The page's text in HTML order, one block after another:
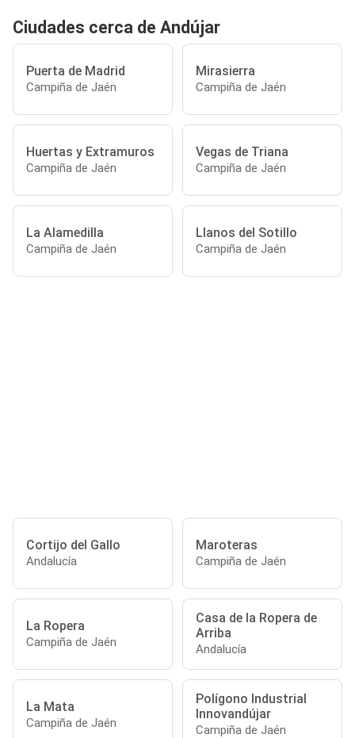
Ciudades cerca de Andújar
Puerta de Madrid
Campiña de Jaén
Mirasierra
Campiña de Jaén
Huertas y Extramuros
Campiña de Jaén
Vegas de Triana
Campiña de Jaén
La Alamedilla
Campiña de Jaén
Llanos del Sotillo
Campiña de Jaén
Cortijo del Gallo
Andalucía
Maroteras
Campiña de Jaén
La Ropera
Campiña de Jaén
Casa de la Ropera de
Arriba
Andalucía
La Mata
Campiña de Jaén
Polígono Industrial
Innovandújar
Campiña de Jaén